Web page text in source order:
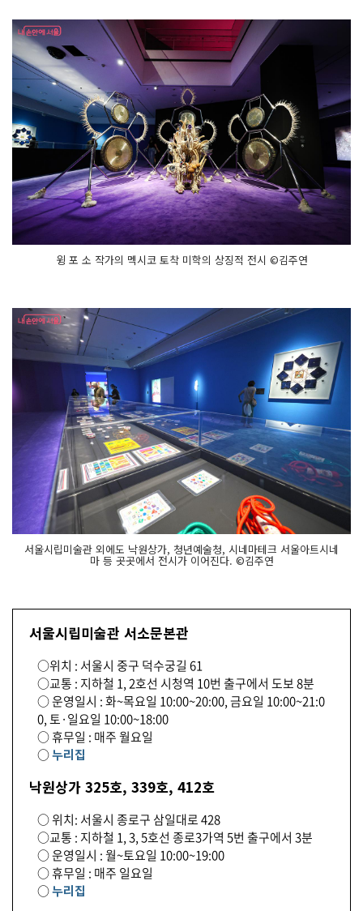
윙 포 소 작가의 멕시코 토착 미학의 상징적 전시 ©김주연
서울시립미술관 외에도 낙원상가, 청년예술청, 시네마테크 서울아트시네
마 등 곳곳에서 전시가 이어진다. ©김주연
서울시립미술관 서소문본관
○위치 : 서울시 중구 덕수궁길 61
○교통 : 지하철 1, 2호선 시청역 10번 출구에서 도보 8분
○ 운영일시 : 화~목요일 10:00~20:00, 금요일 10:00~21:0
0, 토·일요일 10:00~18:00
○ 휴무일 : 매주 월요일
○누리집
낙원상가 325호, 339호, 412호
○ 위치: 서울시 종로구 삼일대로 428
○교통 : 지하철 1, 3, 5호선 종로3가역 5번 출구에서 3분
○ 운영일시 : 월~토요일 10:00~19:00
○ 휴무일 : 매주 일요일
○누리집